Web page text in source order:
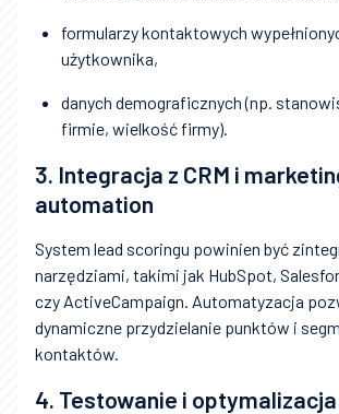
formularzy kontaktowych
użytkownika,
danych demograficznych (np.
firmie, wielkość firmy).
3. Integracja z CRM i
automation
System lead scoringu powinien być
narzędziami, takimi jak HubSpot,
czy ActiveCampaign. Automatyzacja
dynamiczne przydzielanie punktów i
kontaktów.
4. Testowanie i